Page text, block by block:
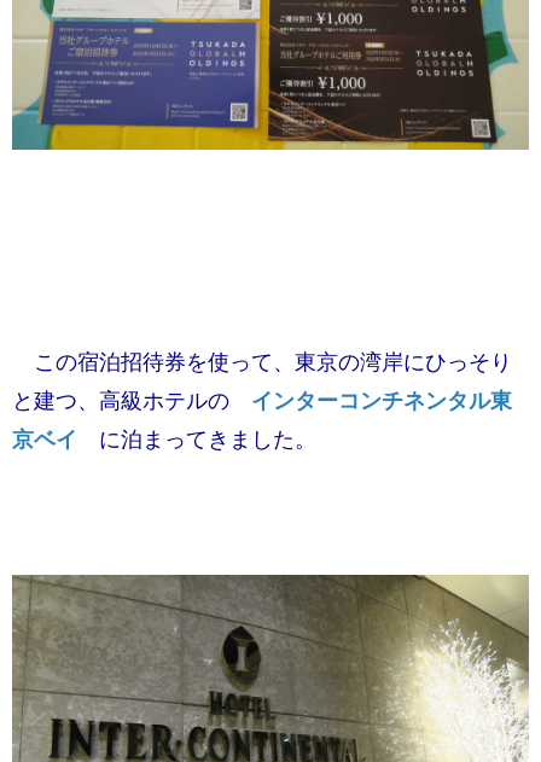
この宿泊招待券を使って、 東京の湾岸にひっそり
と建つ、高級ホテルの ​ インターコンチネンタル東
京ベイ ​ に泊まってきました。